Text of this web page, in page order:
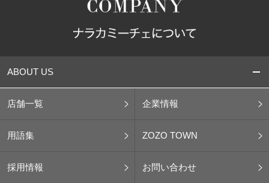
ABOUT US
店舗一覧 企業情報
用語集 ZOZO TOWN
採用情報 お問い合わせ